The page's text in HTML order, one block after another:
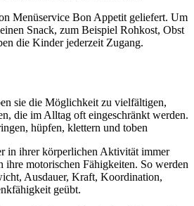
Menüservice Bon Appetit geliefert. Um
Snack, zum Beispiel Rohkost, Obst
die Kinder jederzeit Zugang.
sie die Möglichkeit zu vielfältigen,
die im Alltag oft eingeschränkt werden.
hüpfen, klettern und toben
in ihrer körperlichen Aktivität immer
ihre motorischen Fähigkeiten. So werden
Ausdauer, Kraft, Koordination,
geübt.